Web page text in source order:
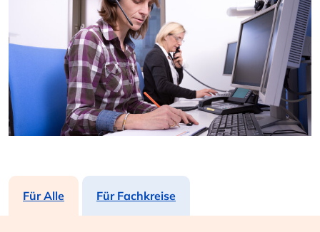
Für Alle Für Fachkreise